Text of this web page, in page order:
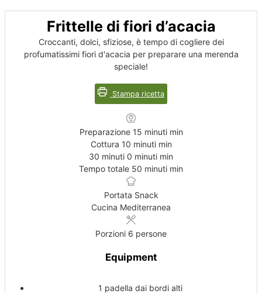
Frittelle di fiori d’acacia
Croccanti, dolci, sfiziose, è tempo di cogliere dei
profumatissimi fiori d'acacia per preparare una merenda
speciale!
Stampa ricetta
Preparazione 15 minuti min
Cottura 10 minuti min
30 minuti 0 minuti min
Tempo totale 50 minuti min
Portata Snack
Cucina Mediterranea
Porzioni 6 persone
Equipment
1 padella dai bordi alti